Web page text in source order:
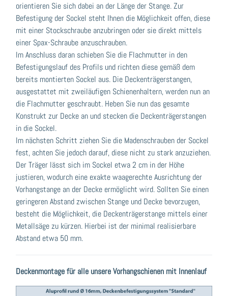
orientieren Sie sich dabei an der Länge der Stange. Zur
Befestigung der Sockel steht Ihnen die Möglichkeit offen, diese
mit einer Stockschraube anzubringen oder sie direkt mittels
einer Spax-Schraube anzuschrauben.
Im Anschluss daran schieben Sie die Flachmutter in den
Befestigungslauf des Profils und richten diese gemäß dem
bereits montierten Sockel aus. Die Deckenträgerstangen,
ausgestattet mit zweiläufigen Schienenhaltern, werden nun an
die Flachmutter geschraubt. Heben Sie nun das gesamte
Konstrukt zur Decke an und stecken die Deckenträgerstangen
in die Sockel.
Im nächsten Schritt ziehen Sie die Madenschrauben der Sockel
fest, achten Sie jedoch darauf, diese nicht zu stark anzuziehen.
Der Träger lässt sich im Sockel etwa 2 cm in der Höhe
justieren, wodurch eine exakte waagerechte Ausrichtung der
Vorhangstange an der Decke ermöglicht wird. Sollten Sie einen
geringeren Abstand zwischen Stange und Decke bevorzugen,
besteht die Möglichkeit, die Deckenträgerstange mittels einer
Metallsäge zu kürzen. Hierbei ist der minimal realisierbare
Abstand etwa 50 mm.
Deckenmontage für alle unsere Vorhangschienen mit Innenlauf